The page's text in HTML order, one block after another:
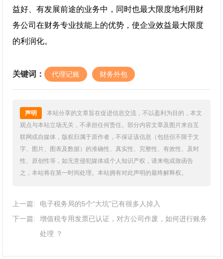
益好、有发展前途的业务中，同时也最大限度地利用财
务公司在财务专业技能上的优势，使企业效益最大限度
的利润化。
关键词： 代理记账 财务外包
声明
本站分享的文章旨在促进信息交流，不以盈利为目的，本文
观点与本站立场无关，不承担任何责任。部分内容文章及图片来自互
联网或自媒体，版权归属于原作者，不保证该信息（包括但不限于文
字、图片、图表及数据）的准确性、真实性、完整性、有效性、及时
性、原创性等，如无意侵犯媒体或个人知识产权，请来电或致函告
之，本站将在第一时间处理。本站拥有对此声明的最终解释权。
上一篇:
电子税务局的5个“大坑”已有很多人掉入
下一篇:
增值税专用发票已认证，对方公司作废，如何进行账务
处理 ？